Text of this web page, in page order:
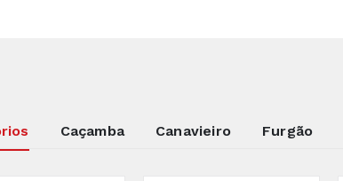
Caçamba Canavieiro Furgão